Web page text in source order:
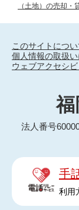
（土地）の売却・
このサイトにつ
個人情報の取扱
ウェブアクセシビ
福
法人番号
手
利用